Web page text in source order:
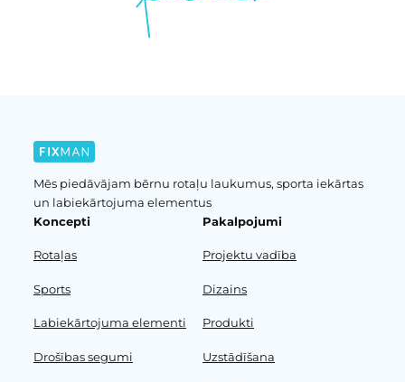
Mēs piedāvājam bērnu rotaļu laukumus, sporta iekārtas
un labiekārtojuma elementus
Koncepti
Rotaļas
Sports
Labiekārtojuma elementi
Drošības segumi
Pakalpojumi
Projektu vadība
Dizains
Produkti
Uzstādīšana